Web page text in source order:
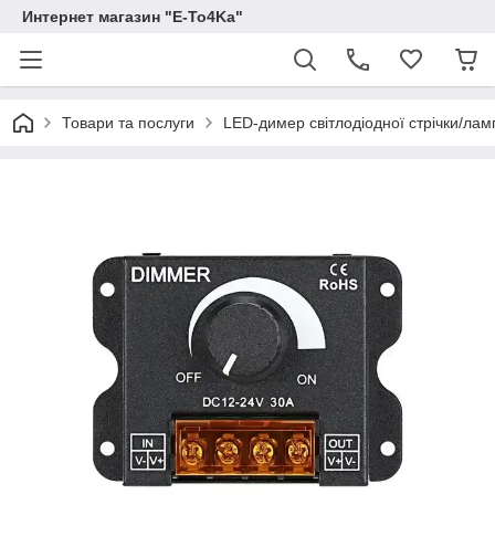
Интернет магазин "E-To4Ka"
Товари та послуги LED-димер світлодіодної стрічки/